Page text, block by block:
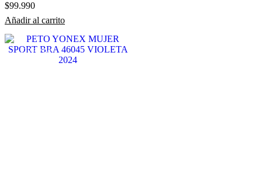
$99.990
Añadir al carrito
OFERTA